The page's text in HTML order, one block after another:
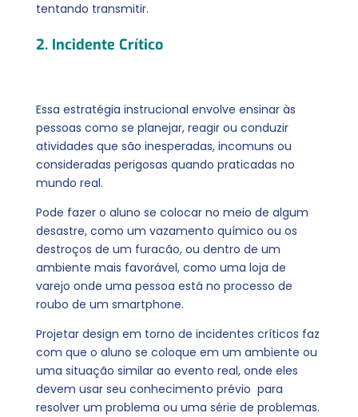
tentando transmitir.
2. Incidente Crítico
Essa estratégia instrucional envolve ensinar às
pessoas como se planejar, reagir ou conduzir
atividades que são inesperadas, incomuns ou
consideradas perigosas quando praticadas no
mundo real.
Pode fazer o aluno se colocar no meio de algum
desastre, como um vazamento químico ou os
destroços de um furacão, ou dentro de um
ambiente mais favorável, como uma loja de
varejo onde uma pessoa está no processo de
roubo de um smartphone.
Projetar design em torno de incidentes críticos faz
com que o aluno se coloque em um ambiente ou
uma situação similar ao evento real, onde eles
devem usar seu conhecimento prévio para
resolver um problema ou uma série de problemas.